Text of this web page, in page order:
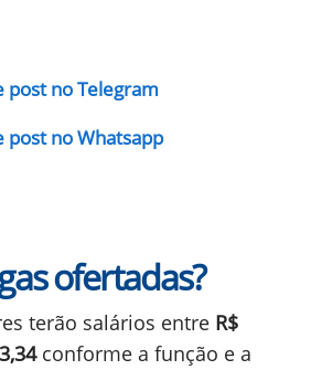
post no Telegram
post no Whatsapp
ofertadas?
terão salários entre R$
conforme a função e a